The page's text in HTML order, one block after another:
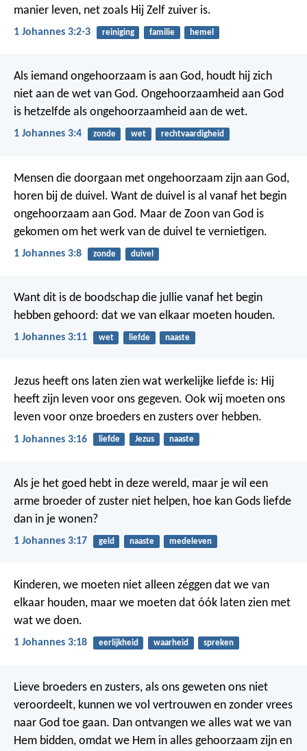
manier leven, net zoals Hij Zelf zuiver is.
1 Johannes 3:2-3 reiniging familie hemel
Als iemand ongehoorzaam is aan God, houdt hij zich
niet aan de wet van God. Ongehoorzaamheid aan God
is hetzelfde als ongehoorzaamheid aan de wet.
1 Johannes 3:4 zonde wet rechtvaardigheid
Mensen die doorgaan met ongehoorzaam zijn aan God,
horen bij de duivel. Want de duivel is al vanaf het begin
ongehoorzaam aan God. Maar de Zoon van God is
gekomen om het werk van de duivel te vernietigen.
1 Johannes 3:8 zonde duivel
Want dit is de boodschap die jullie vanaf het begin
hebben gehoord: dat we van elkaar moeten houden.
1 Johannes 3:11 wet liefde naaste
Jezus heeft ons laten zien wat werkelijke liefde is: Hij
heeft zijn leven voor ons gegeven. Ook wij moeten ons
leven voor onze broeders en zusters over hebben.
1 Johannes 3:16 liefde Jezus naaste
Als je het goed hebt in deze wereld, maar je wil een
arme broeder of zuster niet helpen, hoe kan Gods liefde
dan in je wonen?
1 Johannes 3:17 geld naaste medeleven
Kinderen, we moeten niet alleen zéggen dat we van
elkaar houden, maar we moeten dat óók laten zien met
wat we doen.
1 Johannes 3:18 eerlijkheid waarheid spreken
Lieve broeders en zusters, als ons geweten ons niet
veroordeelt, kunnen we vol vertrouwen en zonder vrees
naar God toe gaan. Dan ontvangen we alles wat we van
Hem bidden, omdat we Hem in alles gehoorzaam zijn en